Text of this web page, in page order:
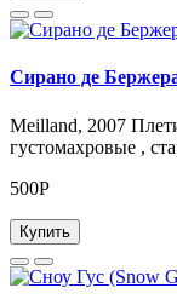
Сирано де
Meilland, 2007
густомахровые ,
500Р
Купить